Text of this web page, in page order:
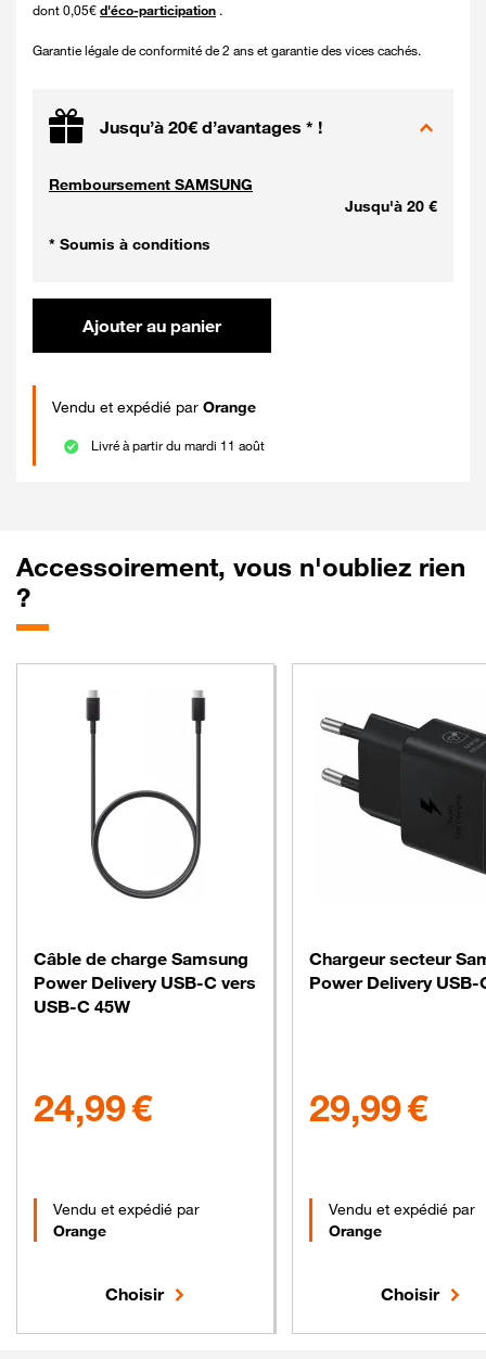
dont 0,05€ d'éco-participation .
Garantie légale de conformité de 2 ans et garantie des vices cachés.
Jusqu’à 20€ d’avantages * !
Remboursement SAMSUNG
Jusqu'à 20 €
* Soumis à conditions
Ajouter au panier
Vendu et expédié par Orange
Livré à partir du mardi 11 août
Accessoirement, vous n'oubliez rien
?
Câble de charge Samsung
Power Delivery USB-C vers
USB-C 45W
24,99 €
Vendu et expédié par
Orange
Choisir
Chargeur secteur
Power Delivery USB-
29,99 €
Vendu et expédié par
Orange
Choisir